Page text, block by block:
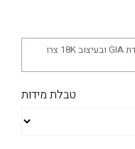
להצעת מחיר ליהלום טבעי עם תעודת GIA ובעיצוב 18K צרו
טבלת מידות